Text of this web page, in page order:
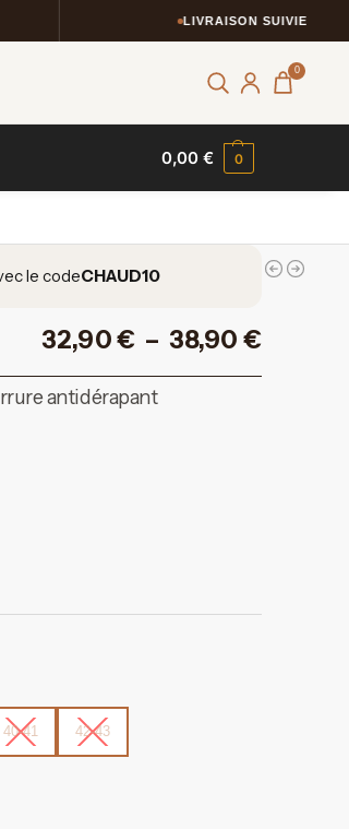
LIVRAISON SUIVIE
0
0,00€ 0
le codeCHAUD10
32,90€ – 38,90 €
antidérapant
40-41 42-43